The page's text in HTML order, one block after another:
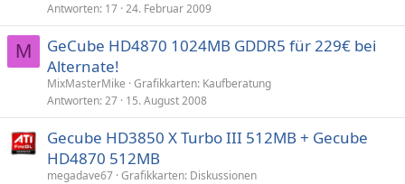
Antworten 17 24. Februar 2009
M
GeCube HD4870 1024MB GDDR5 für 229€ bei
Alternate!
MixMasterMike Grafikkarten: Kaufberatung
Antworten 27 15. August 2008
Gecube HD3850 X Turbo III 512MB + Gecube
HD4870 512MB
megadave67 Grafikkarten: Diskussionen